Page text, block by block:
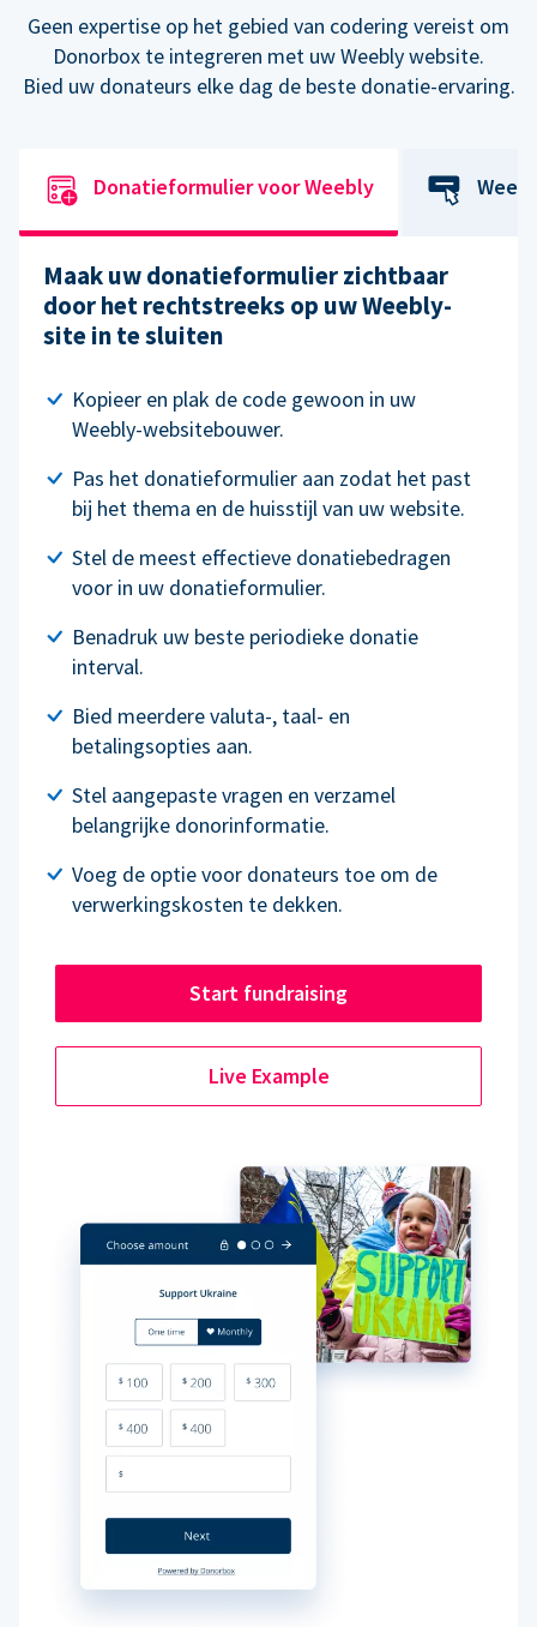
Geen expertise op het gebied van codering vereist om
Donorbox te integreren met uw Weebly website.
Bied uw donateurs elke dag de beste donatie-ervaring.
Donatieformulier voor Weebly
Maak uw donatieformulier zichtbaar
door het rechtstreeks op uw Weebly-
site in te sluiten
Kopieer en plak de code gewoon in uw
Weebly-websitebouwer.
Pas het donatieformulier aan zodat het past
bij het thema en de huisstijl van uw website.
Stel de meest effectieve donatiebedragen
voor in uw donatieformulier.
Benadruk uw beste periodieke donatie
interval.
Bied meerdere valuta-, taal- en
betalingsopties aan.
Stel aangepaste vragen en verzamel
belangrijke donorinformatie.
Voeg de optie voor donateurs toe om de
verwerkingskosten te dekken.
Start fundraising
Live Example